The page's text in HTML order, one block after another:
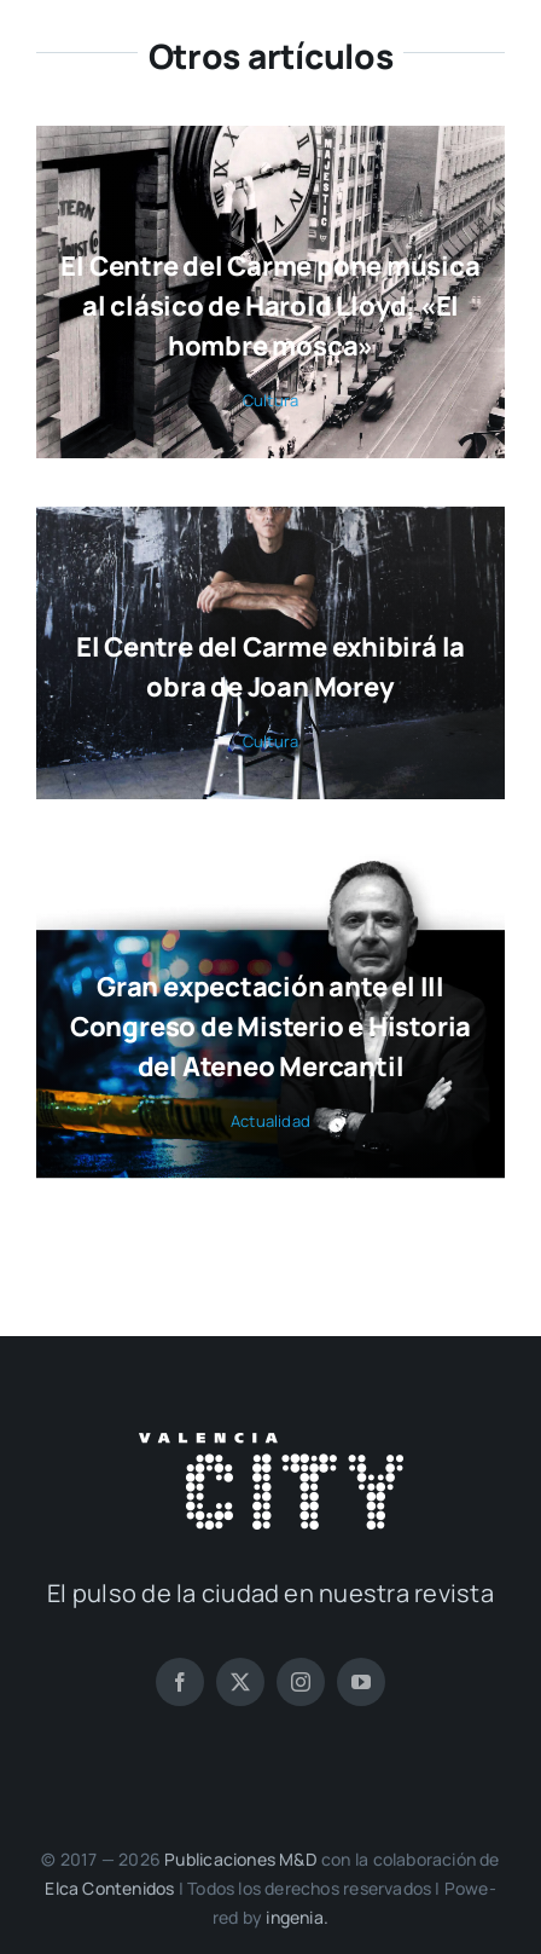
Otros artículos
El Centre del Carme pone música
al clásico de Harold Lloyd, «El
hombre mosca»
Cul­tu­ra
El Centre del Carme exhibirá la
obra de Joan Morey
Cul­tu­ra
Gran expectación ante el III
Congreso de Misterio e Historia
del Ateneo Mercantil
Actua­li­dad
El pul­so de la ciu­dad en nues­tra revis­ta
© 2017 — 2026 Publi­ca­cio­nes M&D con la cola­bo­ra­ción de
Elca Con­te­ni­dos | Todos los dere­chos reser­va­dos | Powe­
red by inge­nia.